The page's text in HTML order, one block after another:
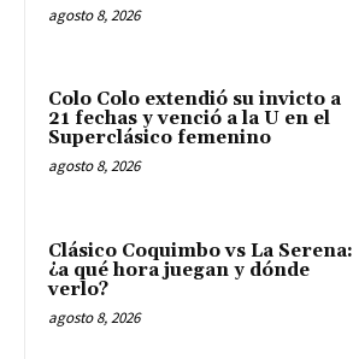
agosto 8, 2026
Colo Colo extendió su invicto a
21 fechas y venció a la U en el
Superclásico femenino
agosto 8, 2026
Clásico Coquimbo vs La Serena:
¿a qué hora juegan y dónde
verlo?
agosto 8, 2026